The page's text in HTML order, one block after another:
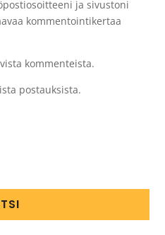
ja sivustoni
kommentointikertaa
kommenteista.
postauksista.